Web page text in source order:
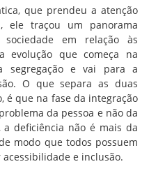
que prendeu a atenção
ele traçou um panorama
em relação às
evolução que começa na
segregação e vai para a
O que separa as duas
é que na fase da integração
da pessoa e não da
a deficiência não é mais da
modo que todos possuem
e inclusão.